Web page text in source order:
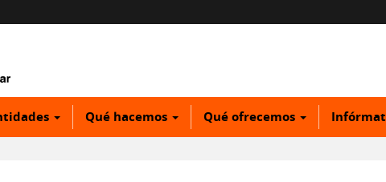
Qué hacemos Qué ofrecemos